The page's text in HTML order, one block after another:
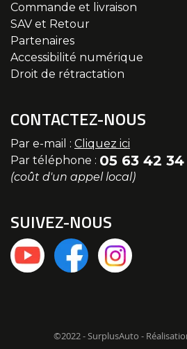
Commande et livraison
SAV et Retour
Partenaires
Accessibilité numérique
Droit de rétractation
CONTACTEZ-NOUS
Par e-mail : Cliquez ici
Par téléphone : 05 63 42
(coût d'un appel local)
SUIVEZ-NOUS
©2022 - SurplusAuto -